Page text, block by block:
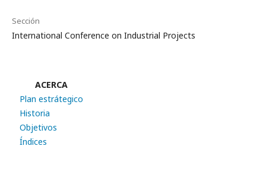
Sección
International Conference on Industrial Projects
ACERCA
Plan estrátegico
Historia
Objetivos
Índices